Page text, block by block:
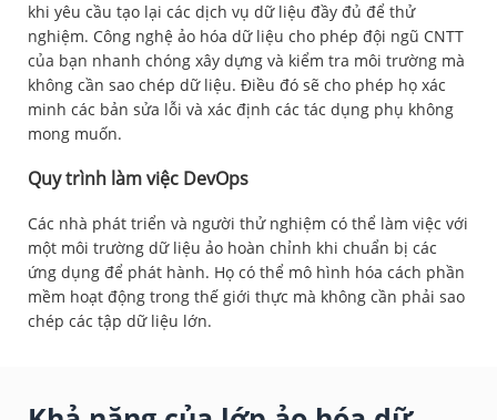
khi yêu cầu tạo lại các dịch vụ dữ liệu đầy đủ để thử
nghiệm. Công nghệ ảo hóa dữ liệu cho phép đội ngũ CNTT
của bạn nhanh chóng xây dựng và kiểm tra môi trường mà
không cần sao chép dữ liệu. Điều đó sẽ cho phép họ xác
minh các bản sửa lỗi và xác định các tác dụng phụ không
mong muốn.
Quy trình làm việc DevOps
Các nhà phát triển và người thử nghiệm có thể làm việc với
một môi trường dữ liệu ảo hoàn chỉnh khi chuẩn bị các
ứng dụng để phát hành. Họ có thể mô hình hóa cách phần
mềm hoạt động trong thế giới thực mà không cần phải sao
chép các tập dữ liệu lớn.